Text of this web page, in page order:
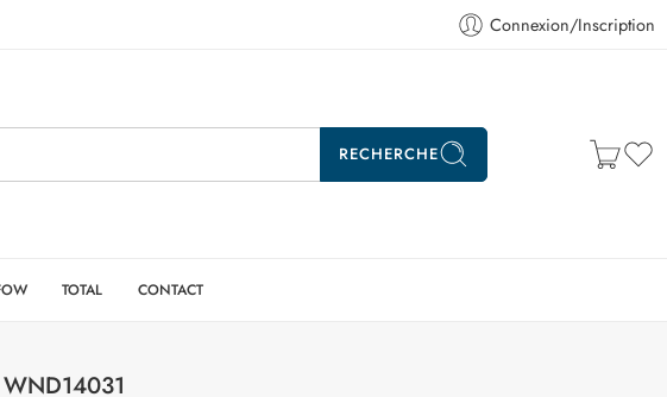
Connexion/Inscription
RECHERCHE
TOTAL CONTACT